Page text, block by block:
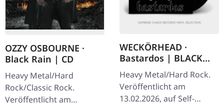
OZZY OSBOURNE ·
Black Rain | CD
Heavy Metal/Hard
Rock/Classic Rock.
Veröffentlicht am
WECKÖRHEAD ·
Bastardos | BLACK
2LP
Heavy Metal/Hard Rock.
Veröffentlicht am
13.02.2026, auf Self-